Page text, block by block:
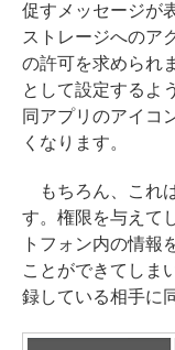
促すメッセージが
ストレージへのア
の許可を求められ
として設定するよ
同アプリのアイコ
くなります。
もちろん、これ
す。権限を与えて
トフォン内の情報
ことができてしま
録している相手に